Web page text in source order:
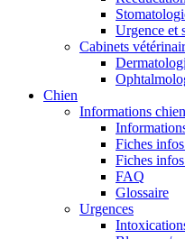
Urgence et
Cabinets
Chien
Informations chien
Fiches
Fiches
FAQ
Glossaire
Urgences